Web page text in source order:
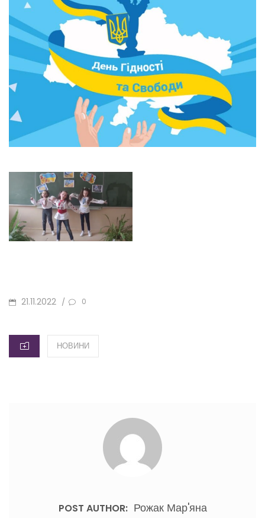
POSTED
21.11.2022 / 0
CATEGORIES
НОВИНИ
POST AUTHOR: Рожак Мар'яна